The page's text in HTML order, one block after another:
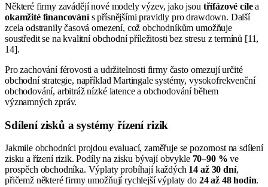
Některé firmy zavádějí nové modely výzev, jako jsou třífázové cílea
okamžité financovánís přísnějšími pravidly pro drawdown. Další
zcela odstranily časová omezení, což obchodníkům umožňuje
soustředit se na kvalitní obchodní příležitosti bez stresu z termínů [11,
14].
Pro zachování férovosti a udržitelnosti firmy často omezují určité
obchodní strategie, například Martingale systémy, vysokofrekvenční
obchodování, arbitráž nízké latence a obchodování během
významných zpráv.
Sdílení zisků a systémy řízení rizik
Jakmile obchodníci projdou evaluací, zaměřuje se pozornost na sdílení
zisku a řízení rizik. Podíly na zisku bývají obvykle 70–90 % ve
prospěch obchodníka. Výplaty probíhají každých 14 až 30 dní,
přičemž některé firmy umožňují rychlejší výplaty do 24 až 48 hodin.